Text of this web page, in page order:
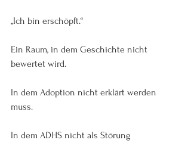
„Ich bin erschöpft.“
Ein Raum, in dem Geschichte nicht
bewertet wird.
In dem Adoption nicht erklärt werden
muss.
In dem ADHS nicht als Störung